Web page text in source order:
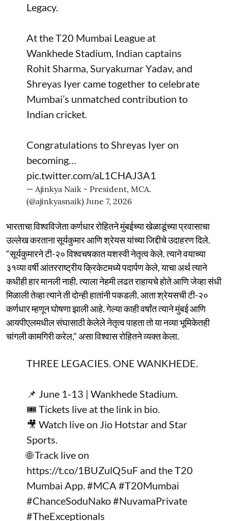
Legacy.
At the T20 Mumbai League at
Wankhede Stadium, Indian captains
Rohit Sharma, Suryakumar Yadav, and
Shreyas Iyer came together to celebrate
Mumbai’s unmatched contribution to
Indian cricket.
Congratulations to Shreyas Iyer on
becoming…
pic.twitter.com/aL1CHAJ3A1
— Ajinkya Naik - President, MCA.
(@ajinkyasnaik) June 7, 2026
भारताचा विश्वविजेता कर्णधार रोहितने मुंबईच्या खेळाडूंच्या प्रवासाचा
उल्लेख करताना सूर्यकुमार आणि श्रेयस यांच्या जिद्दीचे उदाहरण दिले.
“सूर्यकुमारने टी-२० विश्वचषकात यशस्वी नेतृत्व केले. त्याने वयाच्या
३१व्या वर्षी आंतरराष्ट्रीय क्रिकेटमध्ये पदार्पण केले, याचा अर्थ त्याने
कधीही हार मानली नाही. त्याला नेहमी लढत राहायचे होते आणि जेव्हा संधी
मिळाली तेव्हा त्याने ती दोन्ही हातांनी पकडली. आता श्रेयसची टी-२०
कर्णधार म्हणून घोषणा झाली आहे. गेल्या काही वर्षांत त्याने मुंबई आणि
आयपीएलमधील संघासाठी केलेले नेतृत्व पाहता तो या नव्या भूमिकेतही
चांगली कामगिरी करेल,” असा विश्वास रोहितने व्यक्त केला.
THREE LEGACIES. ONE WANKHEDE.
📌 June 1-13 | Wankhede Stadium.
🎟️ Tickets live at the link in bio.
🎥 Watch live on Jio Hotstar and Star
Sports.
🌐 Track live on
https://t.co/1BUZulQ5uF and the T20
Mumbai App. #MCA #T20Mumbai
#ChanceSoduNako#NuvamaPrivate
#TheExceptionals